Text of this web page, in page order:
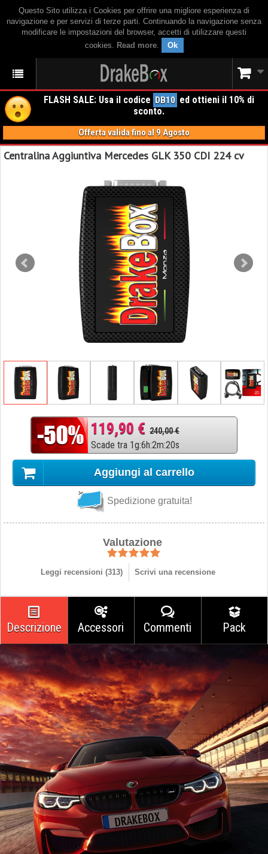
Questo Sito utilizza i Cookies per offrire una migliore esperienza di
navigazione e per servizi di terze parti. Continuando la navigazione senza
modificare le impostazioni del browser, accetti di utilizzare questi
cookies. Read more. Ok
FLASH SALE: Usa il codice DB10 ed ottieni il 10% di
sconto.
Offerta valida fino al 9 Agosto
Centralina Aggiuntiva Mercedes GLK 350 CDI 224 cv
119,90 € 240,00 €
Scade tra 1g:6h:2m:19s
Aggiungi al carrello
Spedizione gratuita!
Valutazione
Leggi recensioni (313) Scrivi una recensione
Descrizione Accessori Commenti Pack